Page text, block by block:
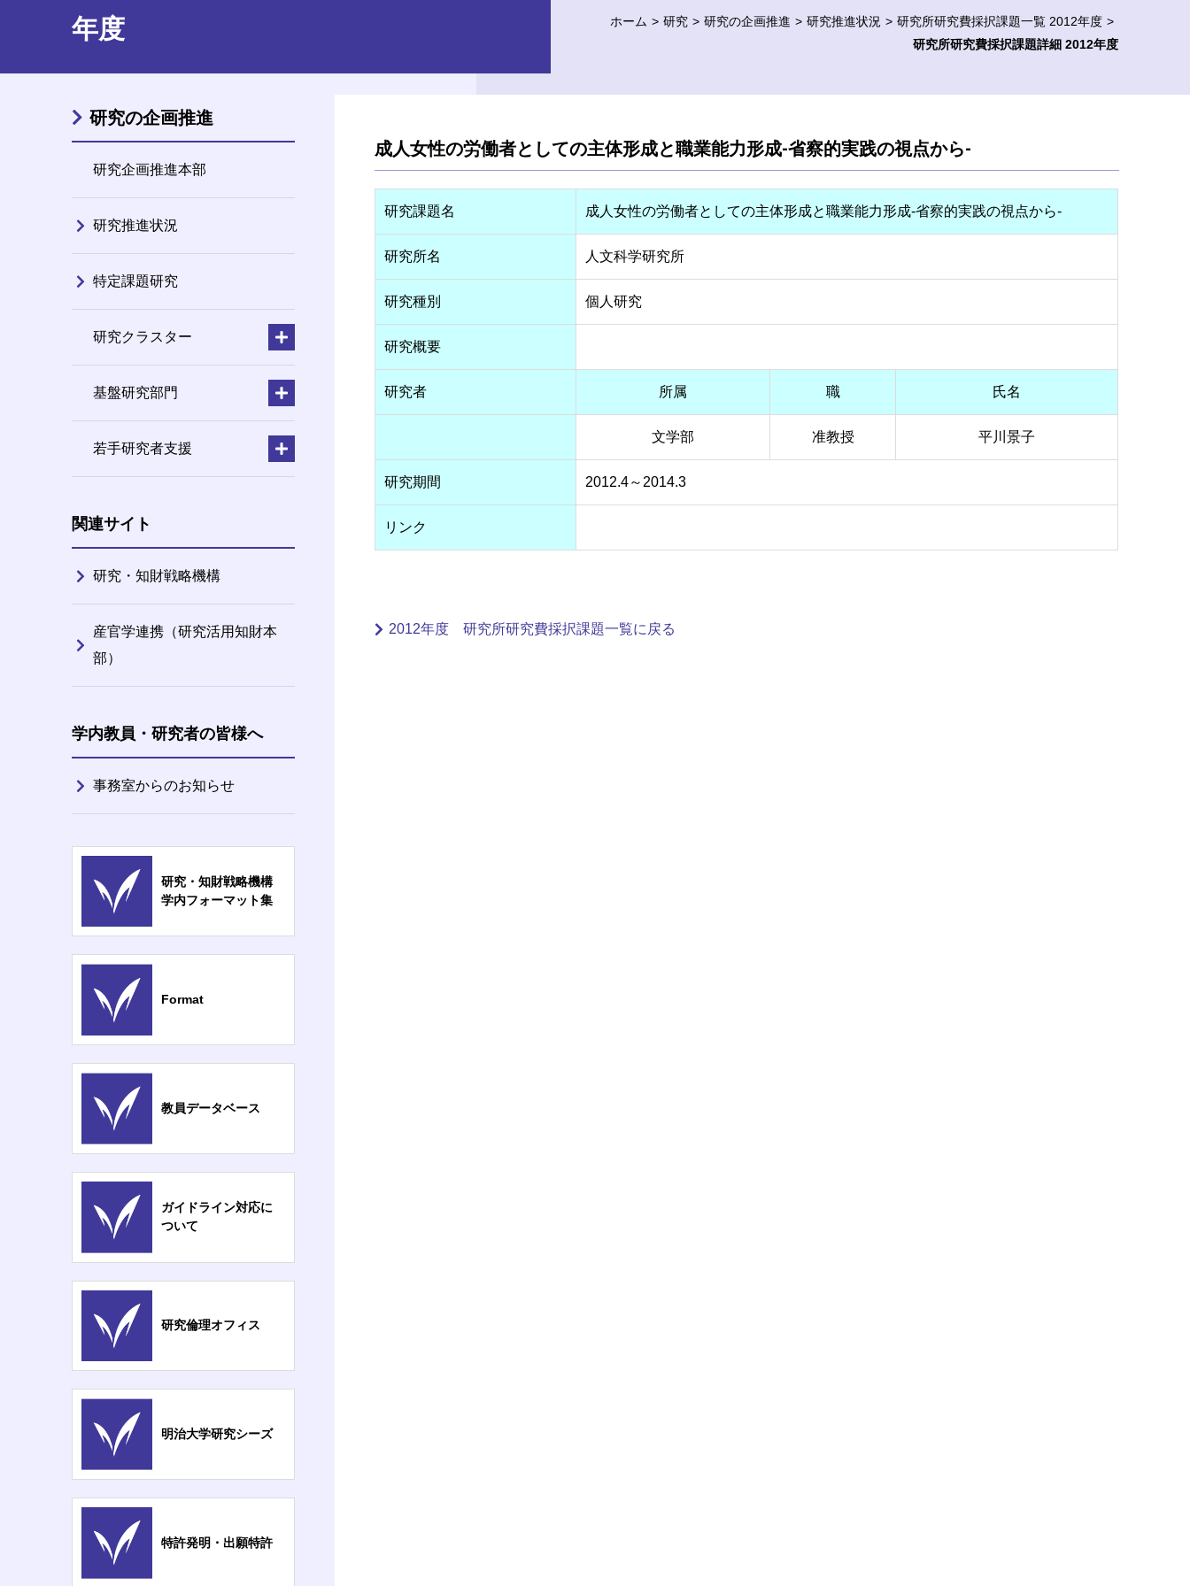
年度 ホーム 研究 研究の企画推進 研究推進状況
研究所研究費採択課題一覧 2012年度
研究所研究費採択課題詳細 2012年度
成人女性の労働者としての主体形成と職業能力形成-省察的実践の視点から-
研究課題名 成人女性の労働者としての主体形成と職業能力形成-省察的実践の視点から-
研究所名 人文科学研究所
研究種別 個人研究
研究概要
研究者 所属 職 氏名
文学部 准教授 平川景子
研究期間 2012.4～2014.3
リンク
2012年度 研究所研究費採択課題一覧に戻る
研究の企画推進
研究企画推進本部
研究推進状況
特定課題研究
研究クラスター
基盤研究部門
若手研究者支援
関連サイト
研究・知財戦略機構
産官学連携（研究活用知財本
部）
学内教員・研究者の皆様へ
事務室からのお知らせ
研究・知財戦略機構
学内フォーマット集
Format
教員データベース
ガイドライン対応に
ついて
研究倫理オフィス
明治大学研究シーズ
特許発明・出願特許